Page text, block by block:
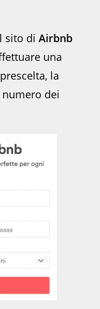
sito di Airbnb
una
la
dei